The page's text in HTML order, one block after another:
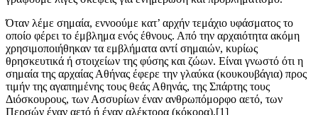
Όταν λέμε σημαία, εννοούμε κατ’ αρχήν τεμάχιο υφάσματος το
οποίο φέρει το έμβλημα ενός έθνους. Από την αρχαιότητα ακόμη
χρησιμοποιήθηκαν τα εμβλήματα αντί σημαιών, κυρίως
θρησκευτικά ή στοιχείων της φύσης και ζώων. Είναι γνωστό ότι η
σημαία της αρχαίας Αθήνας έφερε την γλαύκα (κουκουβάγια) προς
τιμήν της αγαπημένης τους θεάς Αθηνάς, της Σπάρτης τους
Διόσκουρους, των Ασσυρίων έναν ανθρωπόμορφο αετό, των
Περσών έναν αετό ή έναν αλέκτορα (κόκορα).[1]